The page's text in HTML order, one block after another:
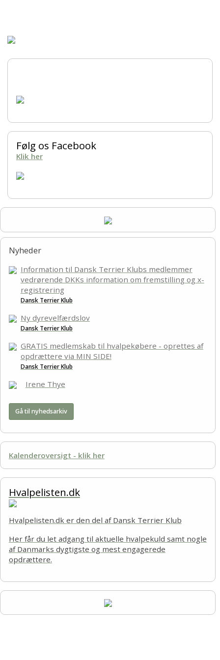
Hjem
Om kredsen
Soignerings- og Trimmekursus
Aktiviteter
Følg os Facebook
Klik her
Nyheder
Information til Dansk Terrier Klubs medlemmer
vedrørende DKKs information om fremstilling og x-
registrering
Dansk Terrier Klub
Ny dyrevelfærdslov
Dansk Terrier Klub
GRATIS medlemskab til hvalpekøbere - oprettes af
opdrættere via MIN SIDE!
Dansk Terrier Klub
Irene Thye
Gå til nyhedsarkiv
Kalenderoversigt - klik her
Hvalpelisten.dk
Hvalpelisten.dk er den del af Dansk Terrier Klub
Her får du let adgang til aktuelle hvalpekuld samt nogle
af Danmarks dygtigste og mest engagerede
opdrættere.